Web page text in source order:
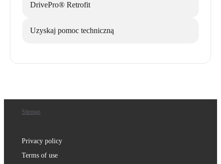
DrivePro® Retrofit
Uzyskaj pomoc techniczną
Sitemap
Privacy policy
Terms of use